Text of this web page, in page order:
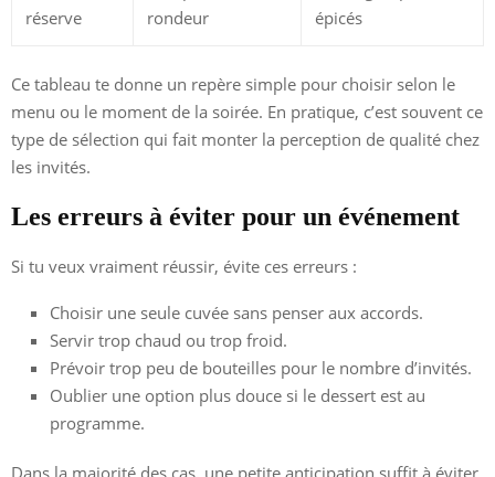
réserve
rondeur
épicés
Ce tableau te donne un repère simple pour choisir selon le
menu ou le moment de la soirée. En pratique, c’est souvent ce
type de sélection qui fait monter la perception de qualité chez
les invités.
Les erreurs à éviter pour un événement
Si tu veux vraiment réussir, évite ces erreurs :
Choisir une seule cuvée sans penser aux accords.
Servir trop chaud ou trop froid.
Prévoir trop peu de bouteilles pour le nombre d’invités.
Oublier une option plus douce si le dessert est au
programme.